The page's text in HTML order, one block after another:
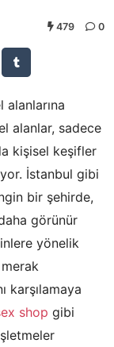
479 0
alanlar, sadece
kişisel keşifler
İstanbul gibi
bir şehirde,
görünür
yönelik
karşılamaya
shop gibi